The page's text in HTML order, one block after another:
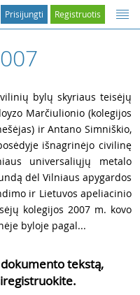
Registruotis
Prisijungti
bylų skyriaus teisėjų
Marčiulionio (kolegijos
ir Antano Simniškio,
išnagrinėjo civilinę
universaliųjų metalo
dėl Vilniaus apygardos
ir Lietuvos apeliacinio
kolegijos 2007 m. kovo
byloje pagal...
tekstą,